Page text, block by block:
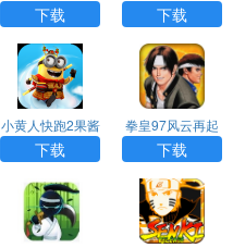
免费下载
下载
际版（Subway S
urf）
下载
小黄人快跑2果酱
工厂下载
下载
拳皇97风云再起
街机版
下载